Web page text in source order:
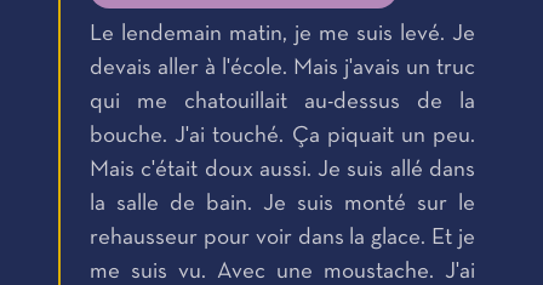
Le lendemain matin, je me suis levé. Je
devais aller à l'école. Mais j'avais un truc
qui me chatouillait au-dessus de la
bouche. J'ai touché. Ça piquait un peu.
Mais c'était doux aussi. Je suis allé dans
la salle de bain. Je suis monté sur le
rehausseur pour voir dans la glace. Et je
me suis vu. Avec une moustache. J'ai